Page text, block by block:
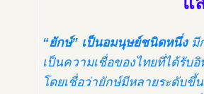
“ยักษ์” เป็นอมนุษย์ชนิดหนึ่งมี
เป็นความเชื่อของไทยที่ได้รั
โดยเชื่อว่ายักษ์มีหลายระดับ